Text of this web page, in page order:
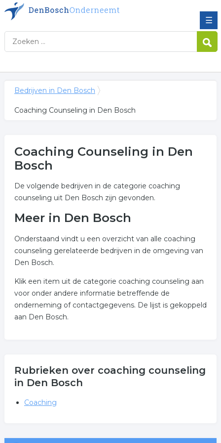
☰
Bedrijven in Den Bosch
Coaching Counseling in Den Bosch
Coaching Counseling in Den
Bosch
De volgende bedrijven in de categorie coaching
counseling uit Den Bosch zijn gevonden.
Meer in Den Bosch
Onderstaand vindt u een overzicht van alle coaching
counseling gerelateerde bedrijven in de omgeving van
Den Bosch.
Klik een item uit de categorie coaching counseling aan
voor onder andere informatie betreffende de
onderneming of contactgegevens. De lijst is gekoppeld
aan Den Bosch.
Rubrieken over coaching counseling
in Den Bosch
Coaching